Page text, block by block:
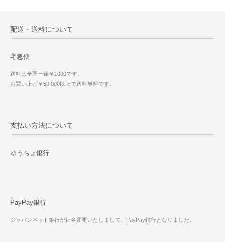
配送・送料について
宅急便
送料は全国一律￥1000です。
お買い上げ￥50,000以上で送料無料です。
支払い方法について
ゆうちょ銀行
PayPay銀行
ジャパンネット銀行が社名変更いたしまして、PayPay銀行となりました。